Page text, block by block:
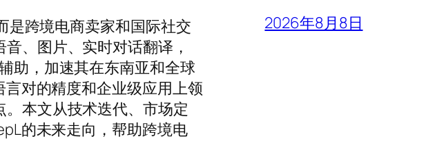
是跨境电商卖家和国际社交
、图片、实时对话翻译，
助，加速其在东南亚和全球
对的精度和企业级应用上领
本文从技术迭代、市场定
的未来走向，帮助跨境电
2026年8月8日